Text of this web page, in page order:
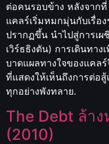
ต่อคนรอบข้าง หลังจาก
แคลร์เริ่มหมกมุ่นกับเรื่อ
ปรากฏขึ้น นำไปสู่การเ
เวิร์ธธิงตัน) การเดินทาง
บาดแผลทางใจของแคล
ที่แสดงให้เห็นถึงการต่อ
ทุกอย่างพังทลาย.
The Debt ล้า
(2010)